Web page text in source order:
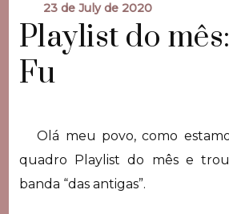
23 de July de 2020
Playlist do
Fu
Olá meu povo, como
quadro Playlist do mês e
banda “das antigas”.